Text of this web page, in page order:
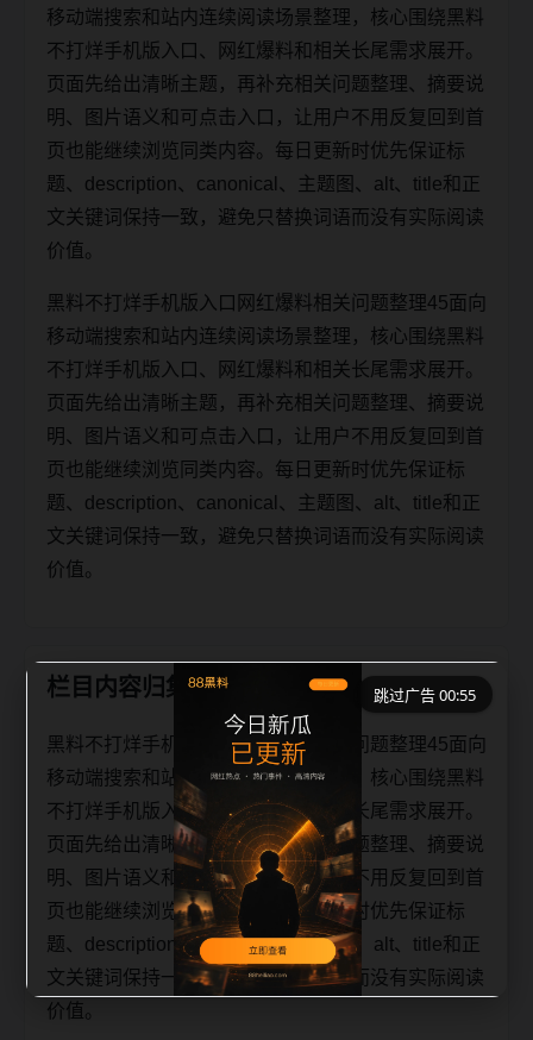
移动端搜索和站内连续阅读场景整理，核心围绕黑料
不打烊手机版入口、网红爆料和相关长尾需求展开。
页面先给出清晰主题，再补充相关问题整理、摘要说
明、图片语义和可点击入口，让用户不用反复回到首
页也能继续浏览同类内容。每日更新时优先保证标
题、description、canonical、主题图、alt、title和正
文关键词保持一致，避免只替换词语而没有实际阅读
价值。
黑料不打烊手机版入口网红爆料相关问题整理45面向
移动端搜索和站内连续阅读场景整理，核心围绕黑料
不打烊手机版入口、网红爆料和相关长尾需求展开。
页面先给出清晰主题，再补充相关问题整理、摘要说
明、图片语义和可点击入口，让用户不用反复回到首
页也能继续浏览同类内容。每日更新时优先保证标
题、description、canonical、主题图、alt、title和正
文关键词保持一致，避免只替换词语而没有实际阅读
价值。
栏目内容归集
黑料不打烊手机版入口网红爆料相关问题整理45面向
移动端搜索和站内连续阅读场景整理，核心围绕黑料
不打烊手机版入口、网红爆料和相关长尾需求展开。
页面先给出清晰主题，再补充相关问题整理、摘要说
明、图片语义和可点击入口，让用户不用反复回到首
页也能继续浏览同类内容。每日更新时优先保证标
题、description、canonical、主题图、alt、title和正
文关键词保持一致，避免只替换词语而没有实际阅读
价值。
跳过广告 00:55